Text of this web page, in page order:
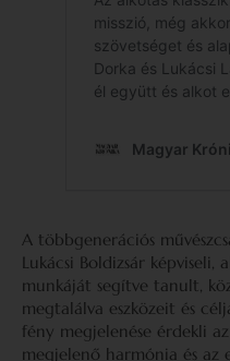
A többgenerációs
Lukácsi Boldizsár képviseli,
munkáját segítve tanult,
megtalálva eszközeit és
fény megjelenése érdekli
megjelenő harmónia és az